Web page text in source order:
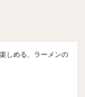
しめる、ラーメンの